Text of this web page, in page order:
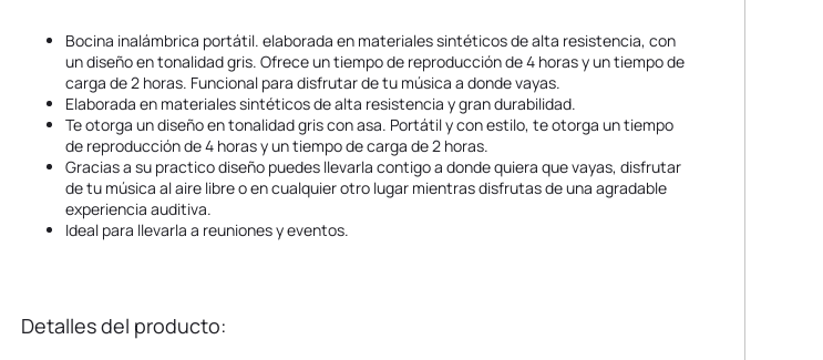
Bocina inalámbrica portátil. elaborada en materiales sintéticos de alta resistencia, con
un diseño en tonalidad gris. Ofrece un tiempo de reproducción de 4 horas y un tiempo de
carga de 2 horas. Funcional para disfrutar de tu música a donde vayas.
Elaborada en materiales sintéticos de alta resistencia y gran durabilidad.
Te otorga un diseño en tonalidad gris con asa. Portátil y con estilo, te otorga un tiempo
de reproducción de 4 horas y un tiempo de carga de 2 horas.
Gracias a su practico diseño puedes llevarla contigo a donde quiera que vayas, disfrutar
de tu música al aire libre o en cualquier otro lugar mientras disfrutas de una agradable
experiencia auditiva.
Ideal para llevarla a reuniones y eventos.
Detalles del producto: